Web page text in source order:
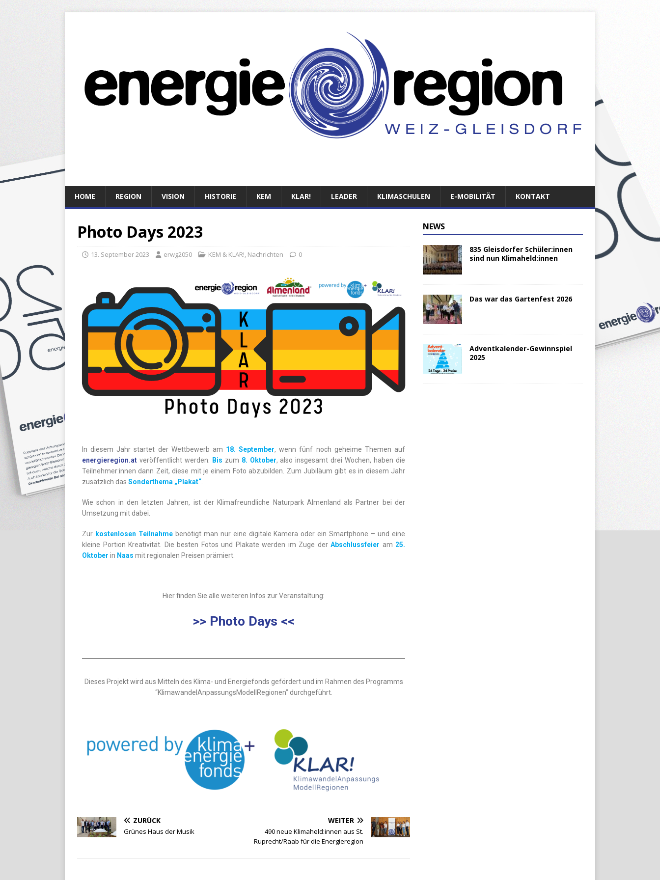
HOME REGION VISION HISTORIE KEM KLAR! LEADER KLIMASCHULEN E-MOBILITÄT KONTAKT
Photo Days 2023
13. September 2023 erwg2050 KEM & KLAR!, Nachrichten 0
In diesem Jahr startet der Wettbewerb am 18. September, wenn fünf noch geheime Themen auf
energieregion.at veröffentlicht werden. Bis zum 8. Oktober, also insgesamt drei Wochen, haben die
Teilnehmer:innen dann Zeit, diese mit je einem Foto abzubilden. Zum Jubiläum gibt es in diesem Jahr
zusätzlich das Sonderthema „Plakat“
Wie schon in den letzten Jahren, ist der Klimafreundliche Naturpark Almenland als Partner bei der
Umsetzung mit dabei.
Zur kostenlosen Teilnahmebenötigt man nur eine digitale Kamera oder ein Smartphone – und eine
kleine Portion Kreativität. Die besten Fotos und Plakate werden im Zuge derAbschlussfeier am 25.
Oktober in Naas mit regionalen Preisen prämiert.
Hier finden Sie alle weiteren Infos zur Veranstaltung:
>> Photo Days <<
Dieses Projekt wird aus Mitteln des Klima- und Energiefonds gefördert und im Rahmen des Programms
“KlimawandelAnpassungsModellRegionen” durchgeführt.
ZURÜCK
Grünes Haus der Musik
WEITER
490 neue Klimaheld:innen aus St.
Ruprecht/Raab für die Energieregion
NEWS
835 Gleisdorfer Schüler:innen
sind nun Klimaheld:innen
Das war das Gartenfest 2026
Adventkalender-Gewinnspiel
2025